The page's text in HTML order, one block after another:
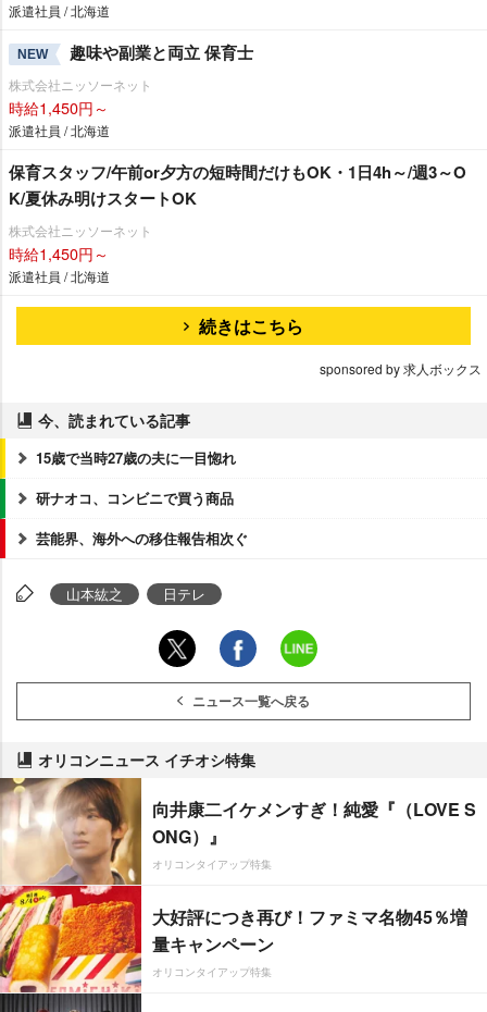
派遣社員 / 北海道
NEW 趣味や副業と両立 保育士
株式会社ニッソーネット
時給1,450円～
派遣社員 / 北海道
保育スタッフ/午前or夕方の短時間だけもOK・1日4h～/週3～O
K/夏休み明けスタートOK
株式会社ニッソーネット
時給1,450円～
派遣社員 / 北海道
続きはこちら
sponsored by 求人ボックス
今、読まれている記事
15歳で当時27歳の夫に一目惚れ
研ナオコ、コンビニで買う商品
芸能界、海外への移住報告相次ぐ
山本紘之 日テレ
ニュース一覧へ戻る
オリコンニュース イチオシ特集
向井康二イケメンすぎ！純愛『（LOVE S
ONG）』
オリコンタイアップ特集
大好評につき再び！ファミマ名物45％増
量キャンペーン
オリコンタイアップ特集